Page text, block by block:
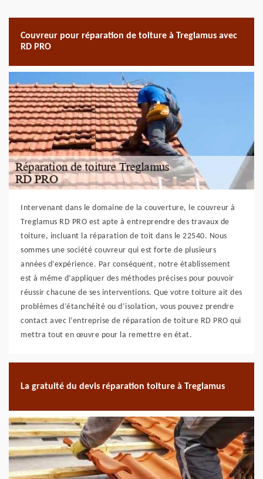
Couvreur pour réparation de toiture à Treglamus avec
RD PRO
Intervenant dans le domaine de la couverture, le couvreur à
Treglamus RD PRO est apte à entreprendre des travaux de
toiture, incluant la réparation de toit dans le 22540. Nous
sommes une société couvreur qui est forte de plusieurs
années d’expérience. Par conséquent, notre établissement
est à même d’appliquer des méthodes précises pour pouvoir
réussir chacune de ses interventions. Que votre toiture ait des
problèmes d’étanchéité ou d’isolation, vous pouvez prendre
contact avec l’entreprise de réparation de toiture RD PRO qui
mettra tout en œuvre pour la remettre en état.
La gratuité du devis réparation toiture à Treglamus